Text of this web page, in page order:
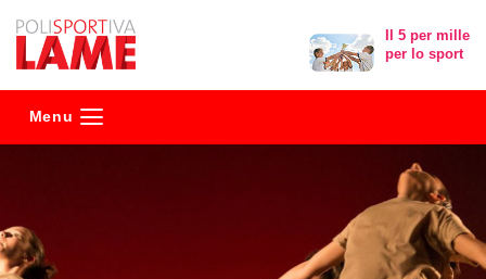
Polisportiva
Lame
Il 5 per mille
per lo sport
Menu